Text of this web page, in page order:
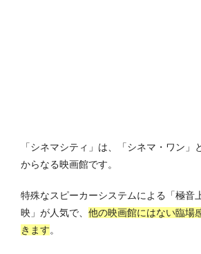
「シネマシティ」は、「シネマ・ワン」
からなる映画館です。
特殊なスピーカーシステムによる「極音
映」が人気で、 他の映画館にはない臨場
きます。